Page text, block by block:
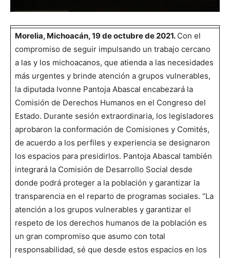
Morelia, Michoacán, 19 de octubre de 2021. Con el
compromiso de seguir impulsando un trabajo cercano
a las y los michoacanos, que atienda a las necesidades
más urgentes y brinde atención a grupos vulnerables,
la diputada Ivonne Pantoja Abascal encabezará la
Comisión de Derechos Humanos en el Congreso del
Estado. Durante sesión extraordinaria, los legisladores
aprobaron la conformación de Comisiones y Comités,
de acuerdo a los perfiles y experiencia se designaron
los espacios para presidirlos. Pantoja Abascal también
integrará la Comisión de Desarrollo Social desde
donde podrá proteger a la población y garantizar la
transparencia en el reparto de programas sociales. “La
atención a los grupos vulnerables y garantizar el
respeto de los derechos humanos de la población es
un gran compromiso que asumo con total
responsabilidad, sé que desde estos espacios en los